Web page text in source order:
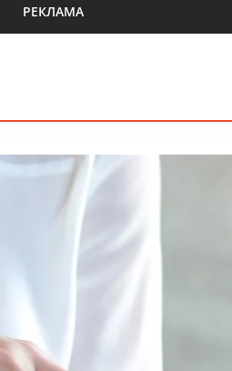
РЕКЛАМА